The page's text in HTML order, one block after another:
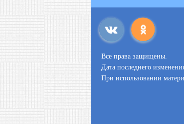
Все права защищены.
Дата последнего
При использовании